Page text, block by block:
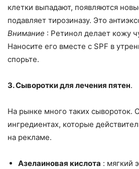
клетки выпадают, появляются
подавляет тирозиназу. Это
Внимание : Ретинол делает кожу
Наносите его вместе с SPF в
спорьте.
3. Сыворотки для лечения пятен.
На рынке много таких сывороток.
ингредиентах, которые
на рекламе.
Азелаиновая кислота : мягкий